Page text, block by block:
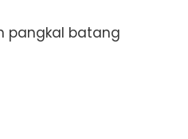
pangkal batang